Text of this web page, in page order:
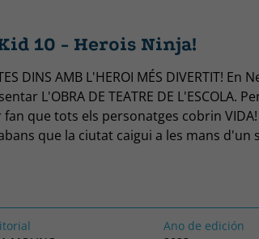
10 - Herois Ninja!
DINS AMB L'HEROI MÉS DIVERTIT! En
L'OBRA DE TEATRE DE L'ESCOLA.
que tots els personatges cobrin
que la ciutat caigui a les mans d'un
Ano de edición